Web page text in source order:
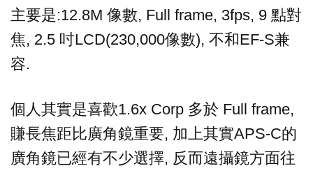
主要是:12.8M 像數, Full frame, 3fps, 9 點對
焦, 2.5 吋LCD(230,000像數), 不和EF-S兼
容.
個人其實是喜歡1.6x Corp 多於 Full frame,
賺長焦距比廣角鏡重要, 加上其實APS-C的
廣角鏡已經有不少選擇, 反而遠攝鏡方面往